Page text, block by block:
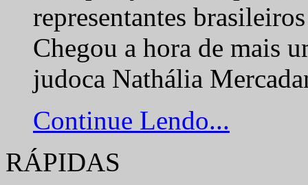
representantes
Chegou a hora de mais
judoca Nathália
Continue Lendo...
RÁPIDAS